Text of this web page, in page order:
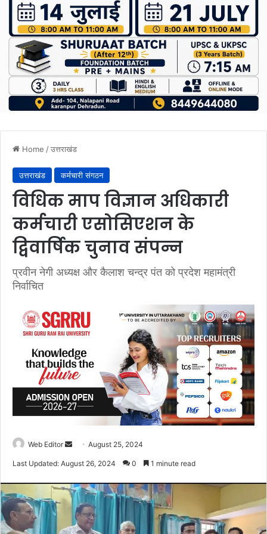
Home /उत्तराखंड
उत्तराखंड कर्मचारी संगठन
विधिक माप विज्ञान अधिकारी
कर्मचारी एसोसिएशन के
द्विवार्षिक चुनाव संपन्न
प्रवीन नेगी अध्यक्ष और कैलाश चन्द्र पंत को प्रदेश महामंत्री
निर्वाचित
Web Editor
d
n
e
August 25, 2024
Last Updated: August 26, 2024 0 1 minute read